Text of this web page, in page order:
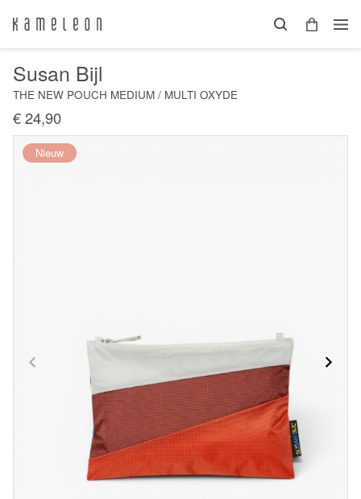
Susan Bijl
THE NEW POUCH MEDIUM / MULTI OXYDE
€ 24,90
Nieuw